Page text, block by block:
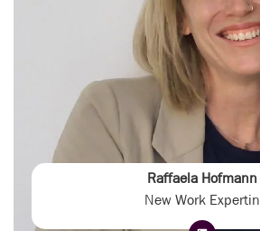
Raffaela Hofmann
New Work Expertin